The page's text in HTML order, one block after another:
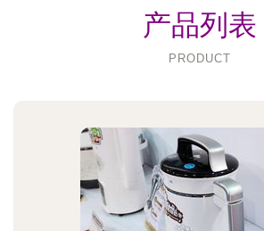
产品列表
PRODUCT